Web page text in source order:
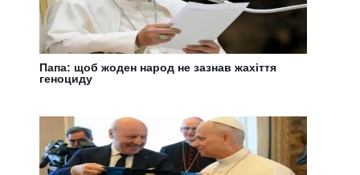
Папа: щоб жоден народ не зазнав жахіття
геноциду